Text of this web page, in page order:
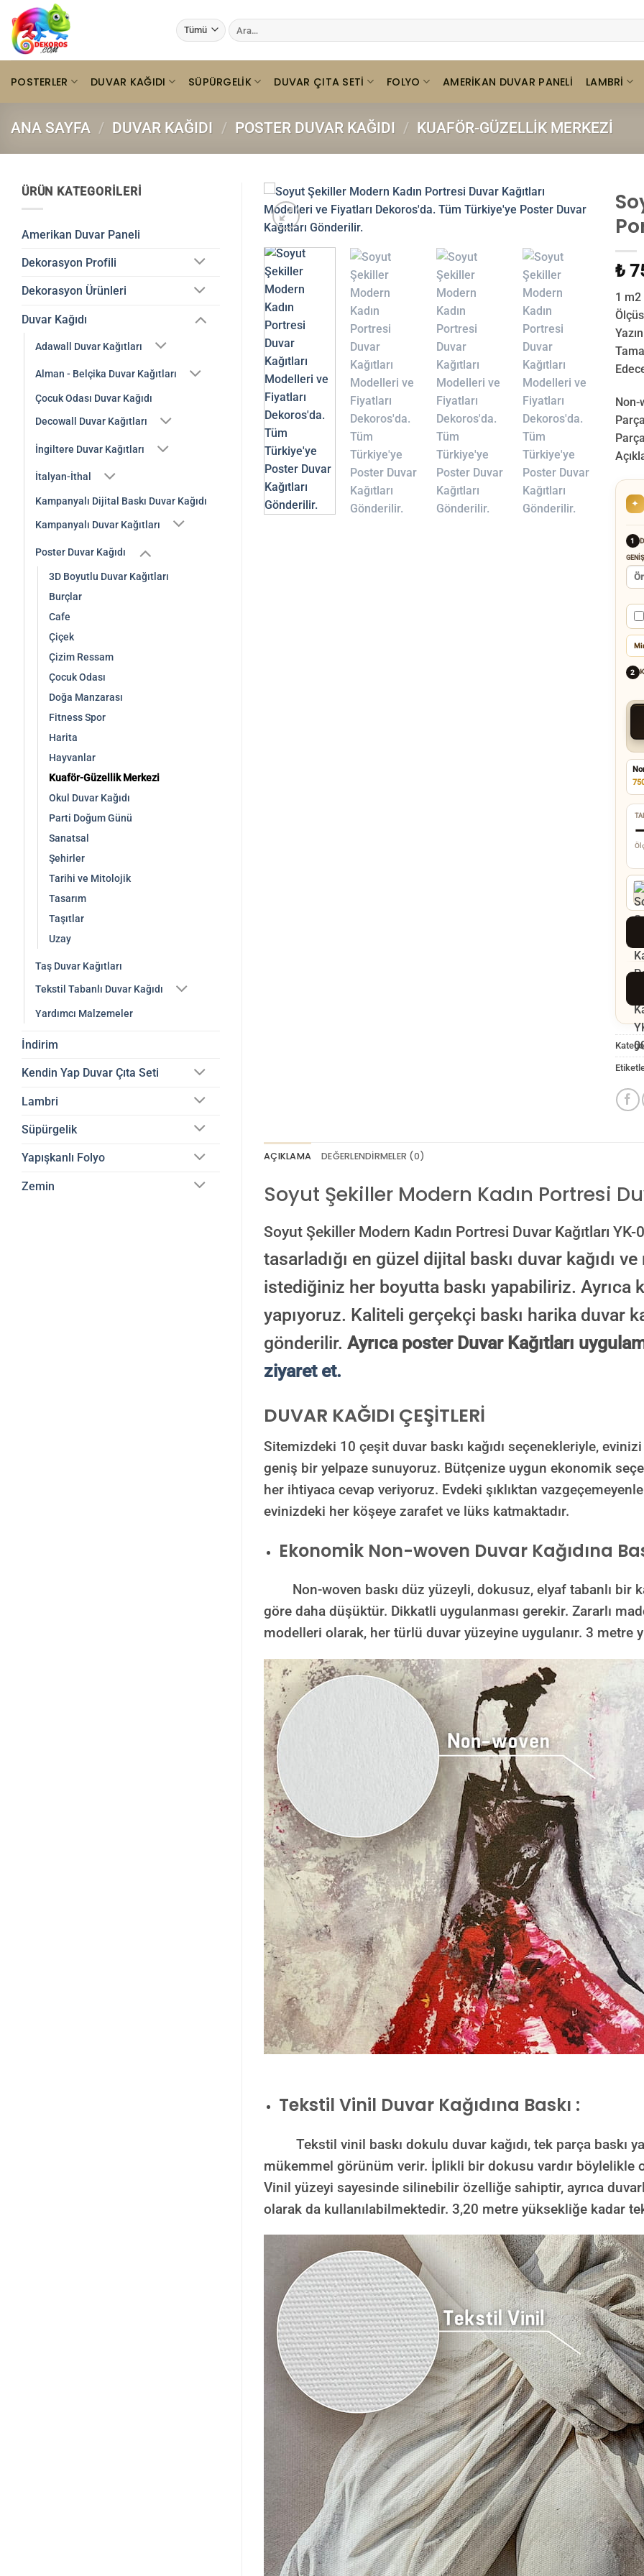
İçeriğe
atla
Ara:
POSTERLER DUVAR KAĞIDI SÜPÜRGELIK DUVAR ÇITA SETI FOLYO AMERIKAN DUVAR PANELI LAMBRI
ANA SAYFA / DUVAR KAĞIDI / POSTER DUVAR KAĞIDI / KUAFÖR-GÜZELLIK MERKEZI
ÜRÜN KATEGORILERI
Amerikan Duvar Paneli
Dekorasyon Profili
Dekorasyon Ürünleri
Duvar Kağıdı
Adawall Duvar Kağıtları
Alman - Belçika Duvar Kağıtları
Çocuk Odası Duvar Kağıdı
Decowall Duvar Kağıtları
İngiltere Duvar Kağıtları
İtalyan-İthal
Kampanyalı Dijital Baskı Duvar Kağıdı
Kampanyalı Duvar Kağıtları
Poster Duvar Kağıdı
3D Boyutlu Duvar Kağıtları
Burçlar
Cafe
Çiçek
Çizim Ressam
Çocuk Odası
Doğa Manzarası
Fitness Spor
Harita
Hayvanlar
Kuaför-Güzellik Merkezi
Okul Duvar Kağıdı
Parti Doğum Günü
Sanatsal
Şehirler
Tarihi ve Mitolojik
Tasarım
Taşıtlar
Uzay
Taş Duvar Kağıtları
Tekstil Tabanlı Duvar Kağıdı
Yardımcı Malzemeler
İndirim
Kendin Yap Duvar Çıta Seti
Lambri
Süpürgelik
Yapışkanlı Folyo
Zemin
₺
1 m2
Non-
✦
1
2
AÇIKLAMA DEĞERLENDIRMELER (0)
Soyut Şekiller Modern Kadın Portresi
Soyut Şekiller Modern Kadın Portresi Duvar Kağıtları YK-
tasarladığı en güzel dijital baskı duvar kağıdı
istediğiniz her boyutta baskı yapabiliriz. Ayrıca
yapıyoruz. Kaliteli gerçekçi baskı harika duvar
gönderilir. Ayrıca poster Duvar Kağıtları
ziyaret et.
DUVAR KAĞIDI ÇEŞİTLERİ
Sitemizdeki 10 çeşit duvar baskı kağıdı seçenekleriyle,
geniş bir yelpaze sunuyoruz. Bütçenize uygun ekonomik
her ihtiyaca cevap veriyoruz. Evdeki şıklıktan
evinizdeki her köşeye zarafet ve lüks katmaktadır.
Ekonomik Non-woven Duvar Kağıdına
Non-woven baskı düz yüzeyli, dokusuz, elyaf tabanlı bir
göre daha düşüktür. Dikkatli uygulanması gerekir. Zararlı
modelleri olarak, her türlü duvar yüzeyine uygulanır. 3 metre
Tekstil Vinil Duvar Kağıdına Baskı :
Tekstil vinil baskı dokulu duvar kağıdı, tek parça baskı
mükemmel görünüm verir. İplikli bir dokusu vardır böylelikle
Vinil yüzeyi sayesinde silinebilir özelliğe sahiptir, ayrıca
olarak da kullanılabilmektedir. 3,20 metre yüksekliğe kadar